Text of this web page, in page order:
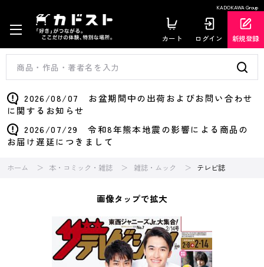
KADOKAWA Group
カート ログイン 新規登録
2026/08/07 お盆期間中の出荷およびお問い合わせ
に関するお知らせ
2026/07/29 令和8年熊本地震の影響による商品の
お届け遅延につきまして
ホーム 本・コミック・雑誌 雑誌・ムック テレビ誌
画像タップで拡大